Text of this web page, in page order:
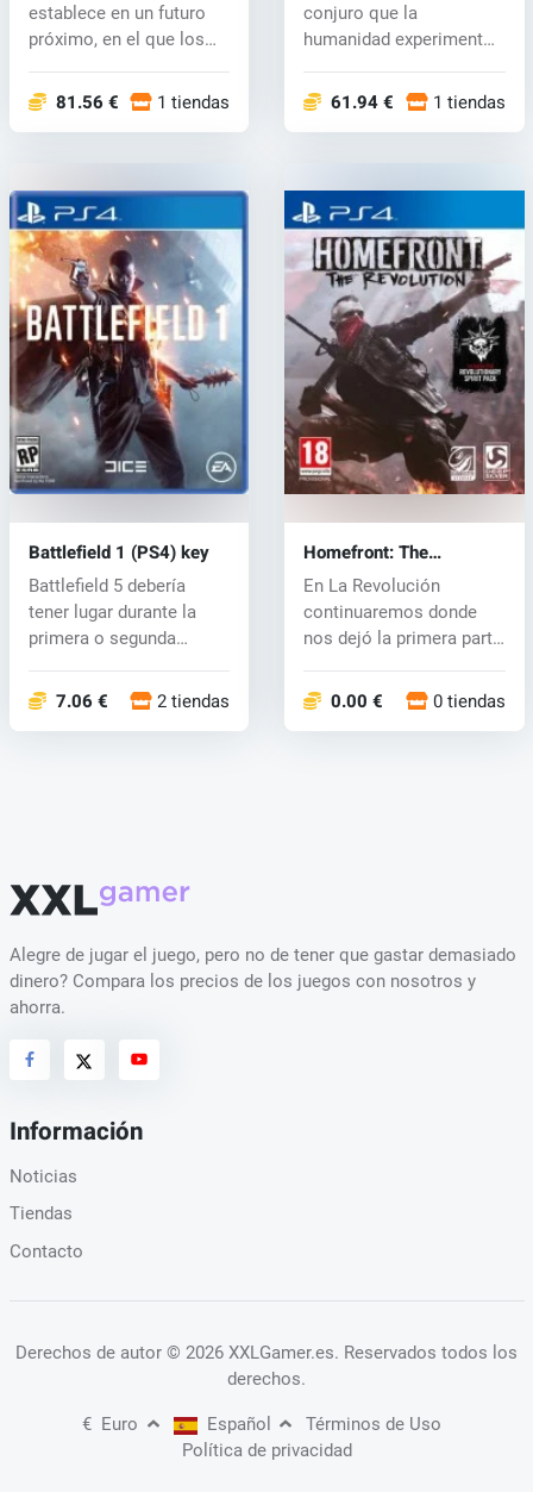
establece en un futuro
próximo, en el que los
81.56 € 1 tiendas
conjuro que la
humanidad experimentó
61.94 € 1 tiendas
Battlefield 1 (PS4) key
Battlefield 5 debería
tener lugar durante la
primera o segunda
7.06 € 2 tiendas
Homefront: The
Revolution (PS4) key
En La Revolución
continuaremos donde
nos dejó la primera parte
0.00 € 0 tiendas
Alegre de jugar el juego, pero no de tener que gastar demasiado
dinero? Compara los precios de los juegos con nosotros y
ahorra.
Información
Noticias
Tiendas
Contacto
Derechos de autor © 2026 XXLGamer.es. Reservados todos los
derechos.
€ Euro Español
Términos de Uso
Política de privacidad